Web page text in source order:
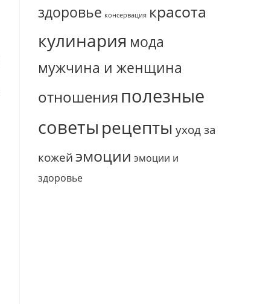
здоровье консервация красота
кулинария мода
мужчина и женщина
отношения полезные
советы рецепты уход за
кожей эмоции эмоции и
здоровье